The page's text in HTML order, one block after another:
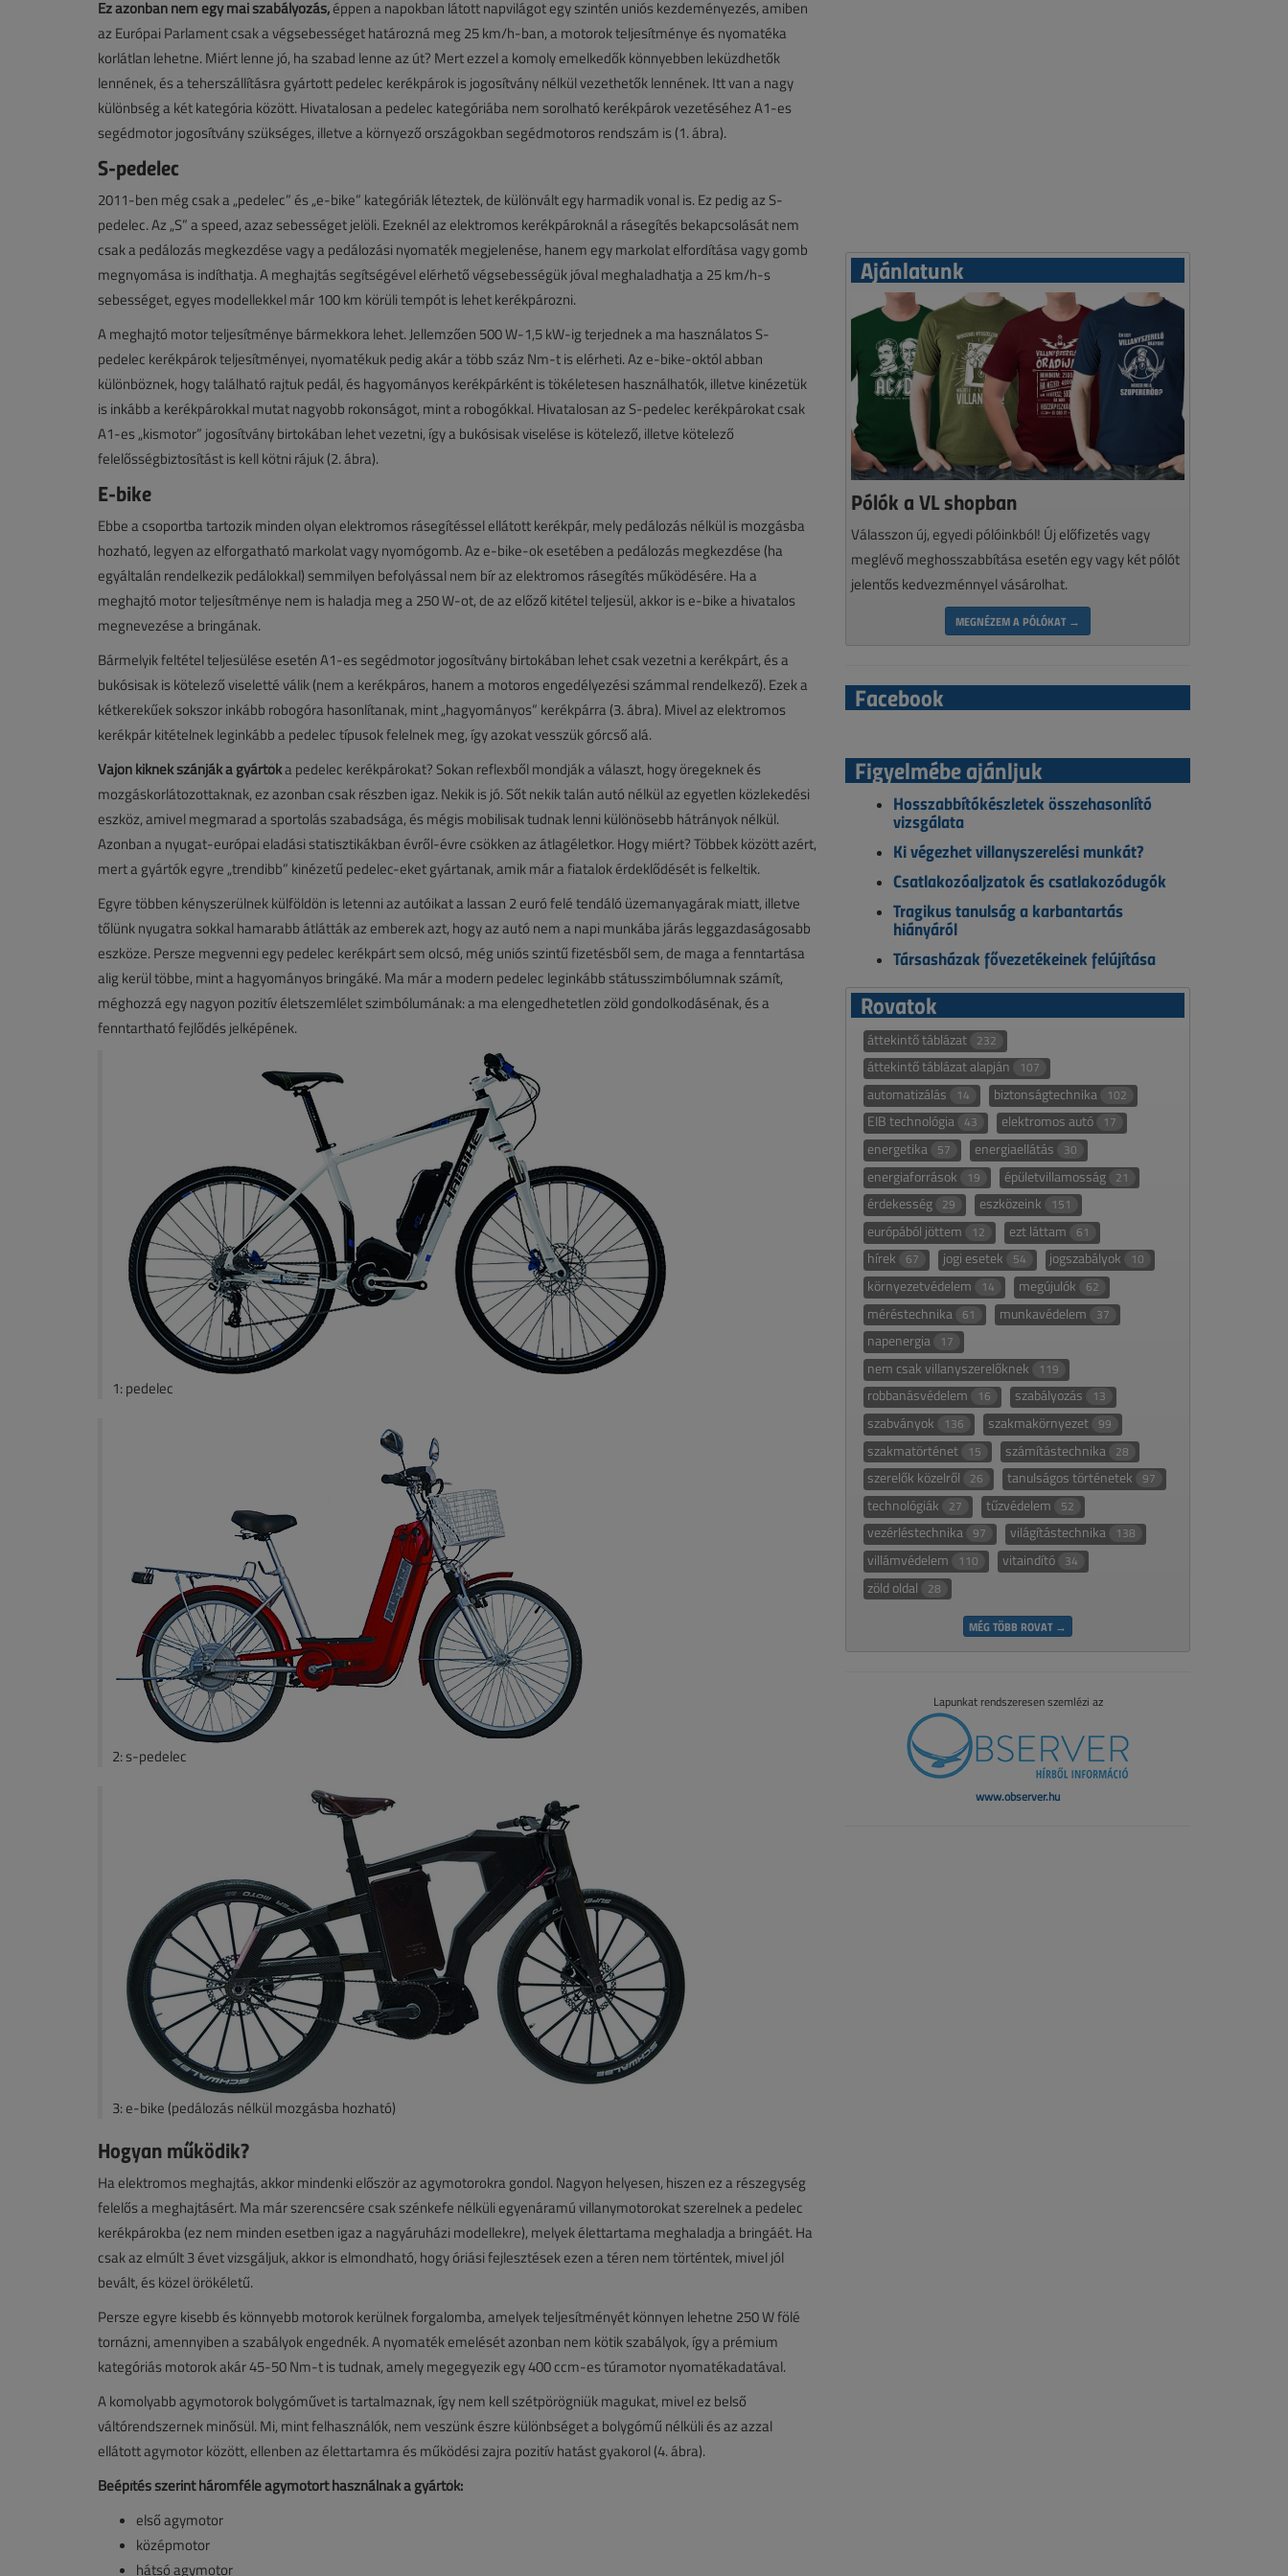
Ez azonban nem egy mai szabályozás,éppen a napokban látott napvilágot egy szintén uniós kezdeményezés, amiben
az Európai Parlament csak a végsebességet határozná meg 25 km/h-ban, a motorok teljesítménye és nyomatéka
korlátlan lehetne. Miért lenne jó, ha szabad lenne az út? Mert ezzel a komoly emelkedők könnyebben leküzdhetők
lennének, és a teherszállításra gyártott pedelec kerékpárok is jogosítvány nélkül vezethetők lennének. Itt van a nagy
különbség a két kategória között. Hivatalosan a pedelec kategóriába nem sorolható kerékpárok vezetéséhez A1-es
segédmotor jogosítvány szükséges, illetve a környező országokban segédmotoros rendszám is (1. ábra).
S-pedelec
2011-ben még csak a „pedelec” és „e-bike” kategóriák léteztek, de különvált egy harmadik vonal is. Ez pedig az S-
pedelec. Az „S” a speed, azaz sebességet jelöli. Ezeknél az elektromos kerékpároknál a rásegítés bekapcsolását nem
csak a pedálozás megkezdése vagy a pedálozási nyomaték megjelenése, hanem egy markolat elfordítása vagy gomb
megnyomása is indíthatja. A meghajtás segítségével elérhető végsebességük jóval meghaladhatja a 25 km/h-s
sebességet, egyes modellekkel már 100 km körüli tempót is lehet kerékpározni.
A meghajtó motor teljesítménye bármekkora lehet. Jellemzően 500 W-1,5 kW-ig terjednek a ma használatos S-
pedelec kerékpárok teljesítményei, nyomatékuk pedig akár a több száz Nm-t is elérheti. Az e-bike-októl abban
különböznek, hogy található rajtuk pedál, és hagyományos kerékpárként is tökéletesen használhatók, illetve kinézetük
is inkább a kerékpárokkal mutat nagyobb rokonságot, mint a robogókkal. Hivatalosan az S-pedelec kerékpárokat csak
A1-es „kismotor” jogosítvány birtokában lehet vezetni, így a bukósisak viselése is kötelező, illetve kötelező
felelősségbiztosítást is kell kötni rájuk (2. ábra).
E-bike
Ebbe a csoportba tartozik minden olyan elektromos rásegítéssel ellátott kerékpár, mely pedálozás nélkül is mozgásba
hozható, legyen az elforgatható markolat vagy nyomógomb. Az e-bike-ok esetében a pedálozás megkezdése (ha
egyáltalán rendelkezik pedálokkal) semmilyen befolyással nem bír az elektromos rásegítés működésére. Ha a
meghajtó motor teljesítménye nem is haladja meg a 250 W-ot, de az előző kitétel teljesül, akkor is e-bike a hivatalos
megnevezése a bringának.
Bármelyik feltétel teljesülése esetén A1-es segédmotor jogosítvány birtokában lehet csak vezetni a kerékpárt, és a
bukósisak is kötelező viseletté válik (nem a kerékpáros, hanem a motoros engedélyezési számmal rendelkező). Ezek a
kétkerekűek sokszor inkább robogóra hasonlítanak, mint „hagyományos” kerékpárra (3. ábra). Mivel az elektromos
kerékpár kitételnek leginkább a pedelec típusok felelnek meg, így azokat vesszük górcső alá.
Vajon kiknek szánják a gyártóka pedelec kerékpárokat? Sokan reflexből mondják a választ, hogy öregeknek és
mozgáskorlátozottaknak, ez azonban csak részben igaz. Nekik is jó. Sőt nekik talán autó nélkül az egyetlen közlekedési
eszköz, amivel megmarad a sportolás szabadsága, és mégis mobilisak tudnak lenni különösebb hátrányok nélkül.
Azonban a nyugat-európai eladási statisztikákban évről-évre csökken az átlagéletkor. Hogy miért? Többek között azért,
mert a gyártók egyre „trendibb” kinézetű pedelec-eket gyártanak, amik már a fiatalok érdeklődését is felkeltik.
Egyre többen kényszerülnek külföldön is letenni az autóikat a lassan 2 euró felé tendáló üzemanyagárak miatt, illetve
tőlünk nyugatra sokkal hamarabb átlátták az emberek azt, hogy az autó nem a napi munkába járás leggazdaságosabb
eszköze. Persze megvenni egy pedelec kerékpárt sem olcsó, még uniós szintű fizetésből sem, de maga a fenntartása
alig kerül többe, mint a hagyományos bringáké. Ma már a modern pedelec leginkább státusszimbólumnak számít,
méghozzá egy nagyon pozitív életszemlélet szimbólumának: a ma elengedhetetlen zöld gondolkodásénak, és a
fenntartható fejlődés jelképének.
1: pedelec
2: s-pedelec
3: e-bike (pedálozás nélkül mozgásba hozható)
Hogyan működik?
Ha elektromos meghajtás, akkor mindenki először az agymotorokra gondol. Nagyon helyesen, hiszen ez a részegység
felelős a meghajtásért. Ma már szerencsére csak szénkefe nélküli egyenáramú villanymotorokat szerelnek a pedelec
kerékpárokba (ez nem minden esetben igaz a nagyáruházi modellekre), melyek élettartama meghaladja a bringáét. Ha
csak az elmúlt 3 évet vizsgáljuk, akkor is elmondható, hogy óriási fejlesztések ezen a téren nem történtek, mivel jól
bevált, és közel örökéletű.
Persze egyre kisebb és könnyebb motorok kerülnek forgalomba, amelyek teljesítményét könnyen lehetne 250 W fölé
tornázni, amennyiben a szabályok engednék. A nyomaték emelését azonban nem kötik szabályok, így a prémium
kategóriás motorok akár 45-50 Nm-t is tudnak, amely megegyezik egy 400 ccm-es túramotor nyomatékadatával.
A komolyabb agymotorok bolygóművet is tartalmaznak, így nem kell szétpörögniük magukat, mivel ez belső
váltórendszernek minősül. Mi, mint felhasználók, nem veszünk észre különbséget a bolygómű nélküli és az azzal
ellátott agymotor között, ellenben az élettartamra és működési zajra pozitív hatást gyakorol (4. ábra).
Beépítés szerint háromféle agymotort használnak a gyártók:
első agymotor
középmotor
hátsó agymotor
Ajánlatunk
Pólók a VL shopban
Válasszon új, egyedi pólóinkból! Új előfizetés vagy
meglévő meghosszabbítása esetén egy vagy két pólót
jelentős kedvezménnyel vásárolhat.
MEGNÉZEM A PÓLÓKAT →
Facebook
Figyelmébe ajánljuk
Hosszabbítókészletek összehasonlító
vizsgálata
Ki végezhet villanyszerelési munkát?
Csatlakozóaljzatok és csatlakozódugók
Tragikus tanulság a karbantartás
hiányáról
Társasházak fővezetékeinek felújítása
Rovatok
áttekintő táblázat 232
áttekintő táblázat alapján 107
automatizálás 14 biztonságtechnika 102
EIB technológia 43 elektromos autó 17
energetika 57 energiaellátás 30
energiaforrások 19 épületvillamosság 21
érdekesség 29 eszközeink 151
európából jöttem 12 ezt láttam 61
hírek 67 jogi esetek 54 jogszabályok 10
környezetvédelem 14 megújulók 62
méréstechnika 61 munkavédelem 37
napenergia 17
nem csak villanyszerelőknek 119
robbanásvédelem 16 szabályozás 13
szabványok 136 szakmakörnyezet 99
szakmatörténet 15 számítástechnika 28
szerelők közelről 26 tanulságos történetek 97
technológiák 27 tűzvédelem 52
vezérléstechnika 97 világítástechnika 138
villámvédelem 110 vitaindító 34
zöld oldal 28
MÉG TÖBB ROVAT →
Lapunkat rendszeresen szemlézi az
www.observer.hu